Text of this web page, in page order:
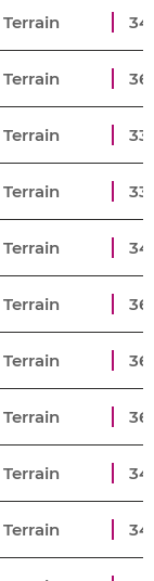
Terrain
Terrain
Terrain
Terrain
Terrain
Terrain
Terrain
Terrain
Terrain
Terrain